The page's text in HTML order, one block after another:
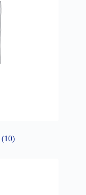
(10)